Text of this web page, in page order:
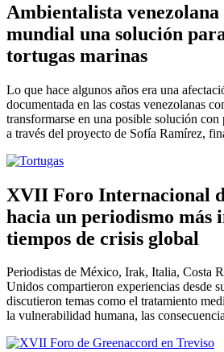
Ambientalista
mundial una solución
tortugas marinas
Lo que hace algunos años era una
documentada en las costas venezolanas
transformarse en una posible solución
a través del proyecto de Sofía Ramírez,
XVII Foro Internacional
hacia un periodismo más
tiempos de crisis global
Periodistas de México, Irak, Italia, Costa
Unidos compartieron experiencias desde
discutieron temas como el tratamiento
la vulnerabilidad humana, las